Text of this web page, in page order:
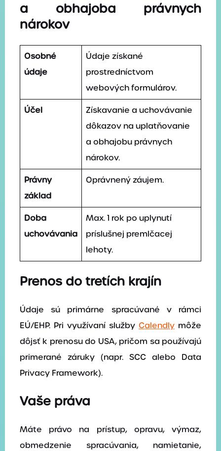
a obhajoba právnych
nárokov
Osobné
údaje
Údaje získané
prostredníctvom
webových formulárov.
Účel
Získavanie a uchovávanie
dôkazov na uplatňovanie
a obhajobu právnych
nárokov.
Právny
základ
Oprávnený záujem.
Doba
uchovávania
Max. 1 rok po uplynutí
príslušnej premlčacej
lehoty.
Prenos do tretích krajín
Údaje sú primárne spracúvané v rámci
EÚ/EHP. Pri využívaní služby Calendly môže
dôjsť k prenosu do USA, pričom sa používajú
primerané záruky (napr. SCC alebo Data
Privacy Framework).
Vaše práva
Máte právo na prístup, opravu, výmaz,
obmedzenie spracúvania, namietanie,